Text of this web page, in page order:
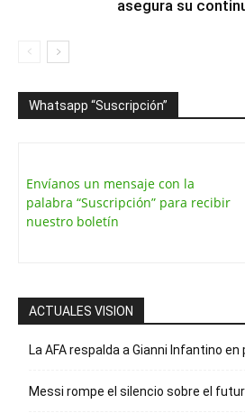
asegura su
Whatsapp “Suscripción”
Envíanos un mensaje con la
palabra “Suscripción” para recibir
nuestro boletín
ACTUALES VISION
La AFA respalda a Gianni Infantino en
Messi rompe el silencio sobre el